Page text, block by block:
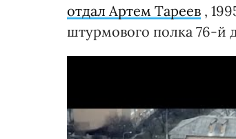
отдал Артем Тареев ,
штурмового полка 76-й